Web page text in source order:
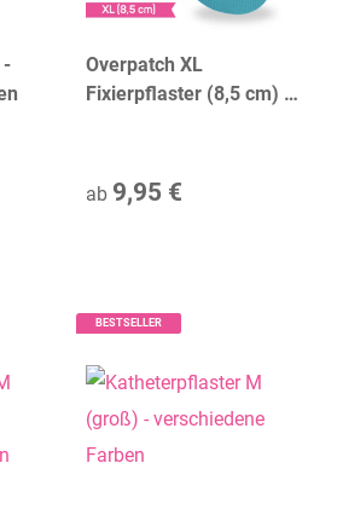
-
Overpatch XL
Fixierpflaster (8,5 cm) -
ab 9,95 €
BESTSELLER